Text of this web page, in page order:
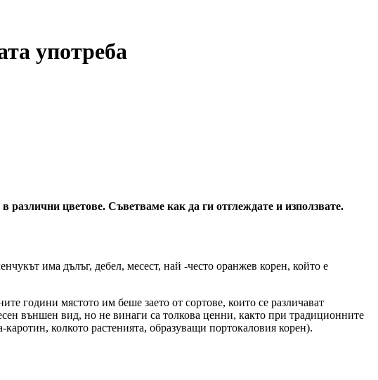
употреба
цветове. Съветваме как да ги отглеждате и използвате.
има дълъг, дебел, месест, най -често оранжев корен, който е
години мястото им беше заето от сортове, които се различават
външен вид, но не винаги са толкова ценни, както при традиционните
колкото растенията, образуващи портокаловия корен).